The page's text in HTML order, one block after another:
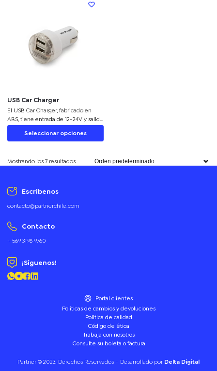
USB Car Charger
El USB Car Charger, fabricado en
ABS, tiene entrada de 12-24V y salida
de 5V/1,5A. Compacto y funcional, es
ideal para personalizar y
Seleccionar opciones
Mostrando los 7 resultados
Escríbenos
contacto@partnerchile.com
Contacto
+ 569 3198 9760
¡Síguenos!
Portal clientes
Políticas de cambios y devoluciones
Política de calidad
Código de ética
Trabaja con nosotros
Consulte su boleta o factura
Partner © 2023. Derechos Reservados – Desarrollado porDelta Digital